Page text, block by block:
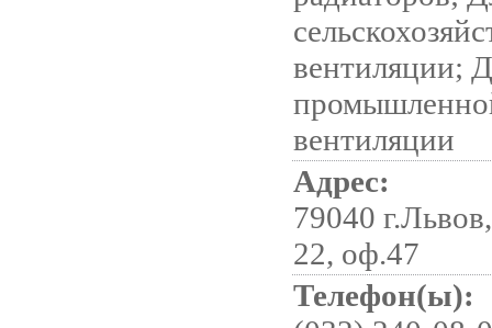
вентиляции;
вентиляции
Адрес:
79040
22, оф.47
Телефон(ы):